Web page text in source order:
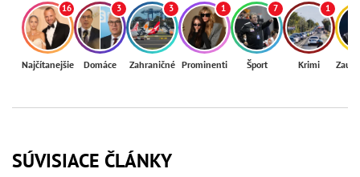
16
Najčítanejšie
3
Domáce
3
Zahraničné
1
Prominenti
7
Šport
1
Krimi
SÚVISIACE ČLÁNKY